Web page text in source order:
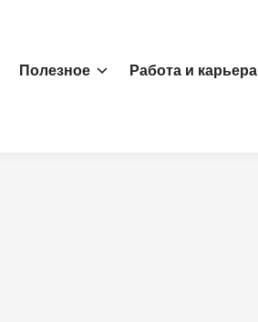
Полезное Работа и карьера